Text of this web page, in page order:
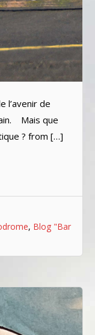
l’avenir de
Mais que
? from […]
, Blog "Bar